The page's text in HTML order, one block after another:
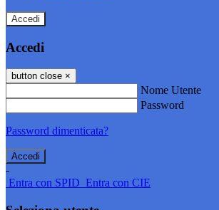
Accedi
Accedi
button close ×
Nome Utente
Password
Password dimenticata?
-
Entra con SPID Entra con CIE